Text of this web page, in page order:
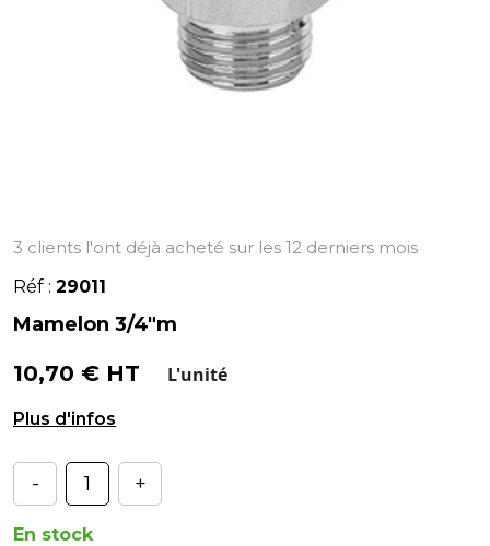
3 clients l'ont déjà acheté sur les 12 derniers mois
Réf : 29011
Mamelon 3/4"m
10,70 € HT L'unité
Mamelon 3/4"M - 3/4"M.
- +
En stock